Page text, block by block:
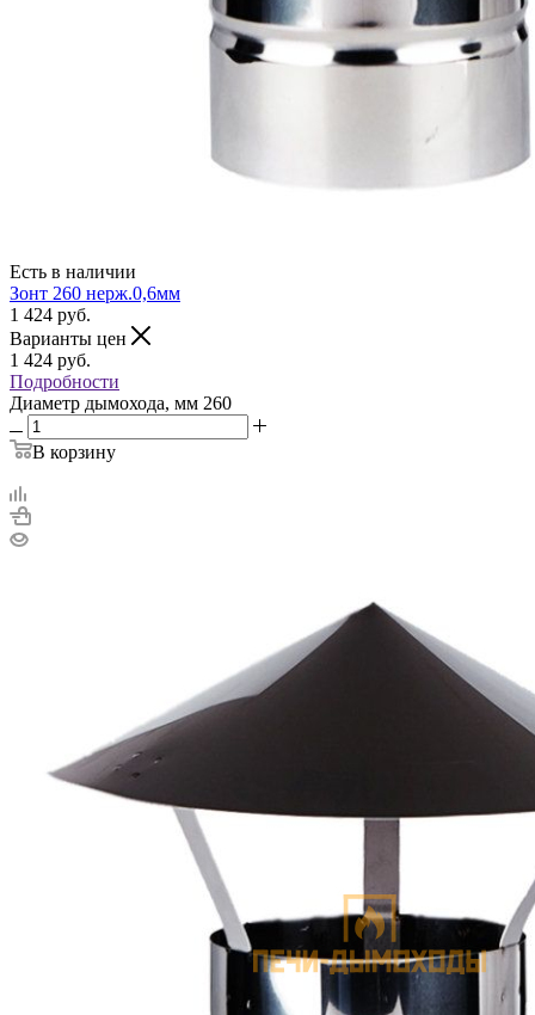
Есть в наличии
Зонт 260 нерж.0,6мм
1 424 руб.
Варианты цен
1 424 руб.
Подробности
Диаметр дымохода, мм 260
В корзину